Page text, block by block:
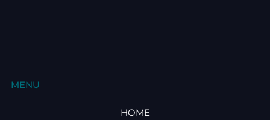
MENU
HOME